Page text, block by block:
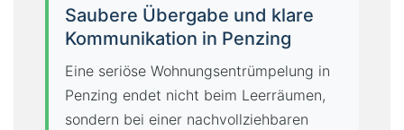
Saubere Übergabe und klare
Kommunikation in Penzing
Eine seriöse Wohnungsentrümpelung in
Penzing endet nicht beim Leerräumen,
sondern bei einer nachvollziehbaren